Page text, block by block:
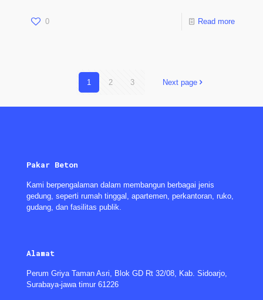
0 Read more
1 2 3 Next page
Pakar Beton
Kami berpengalaman dalam membangun berbagai jenis
gedung, seperti rumah tinggal, apartemen, perkantoran, ruko,
gudang, dan fasilitas publik.
Alamat
Perum Griya Taman Asri, Blok GD Rt 32/08, Kab. Sidoarjo,
Surabaya-jawa timur 61226